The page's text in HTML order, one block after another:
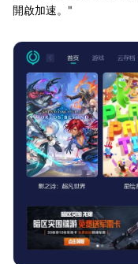
開啟加速。"